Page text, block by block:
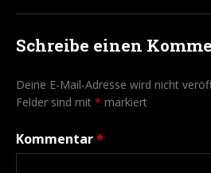
Schreibe einen
Deine E-Mail-Adresse wird nicht
Felder sind mit * markiert
Kommentar*